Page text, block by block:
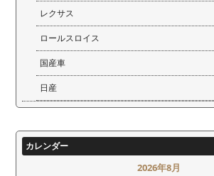
レクサス
ロールスロイス
国産車
日産
カレンダー
2026年8月